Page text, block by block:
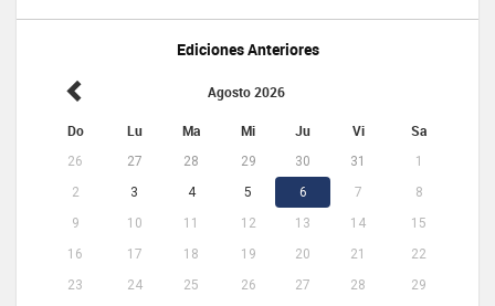
Ediciones Anteriores
Agosto 2026
Do Lu Ma Mi Ju Vi Sa
26 27 28 29 30 31
1
2
3 4 5 6 7
8
9
10 11 12 13 14
15
16
17 18 19 20 21
22
23
24 25 26 27 28
29